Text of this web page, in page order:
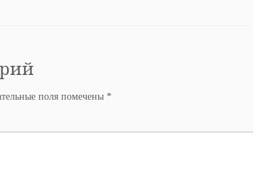
поля помечены *